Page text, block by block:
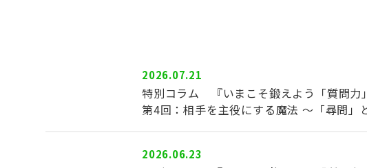
2026.07.21
特別コラム 『いまこそ鍛えよう「質問力
第4回：相手を主役にする魔法 ～「尋問」
2026.06.23